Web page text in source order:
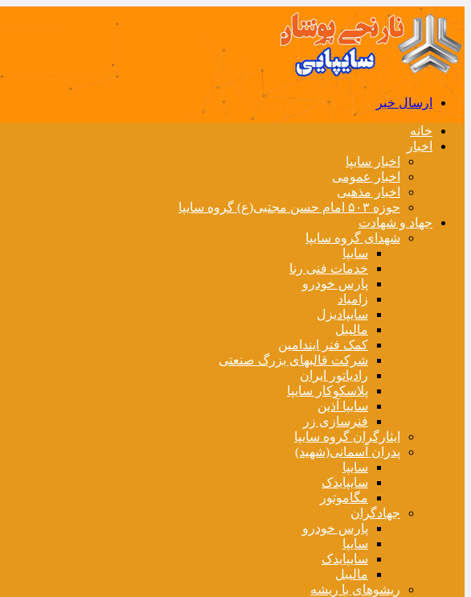
ارسال خبر
خانه
اخبار
اخبار سایپا
اخبار عمومی
اخبار مذهبی
حوزه ۵۰۳ امام حسن مجتبی(ع) گروه سایپا
جهاد و شهادت
شهدای گروه سایپا
سایپا
خدمات فنی رنا
پارس خودرو
زامیاد
سایپادیزل
مالیبل
کمک فنر ایندامین
شرکت قالبهای بزرگ صنعتی
رادیاتور ایران
پلاسکوکار سایپا
سایپا آذین
فنرسازی زر
ایثارگران گروه سایپا
پدران آسمانی(شهید)
سایپا
سایپایدک
مگاموتور
جهادگران
پارس خودرو
سایپا
سایپایدک
مالیبل
ریشوهای با ریشه